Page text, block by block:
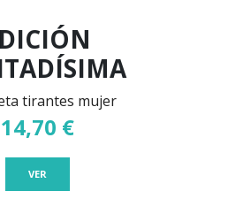
tirantes mujer
14,70 €
VER